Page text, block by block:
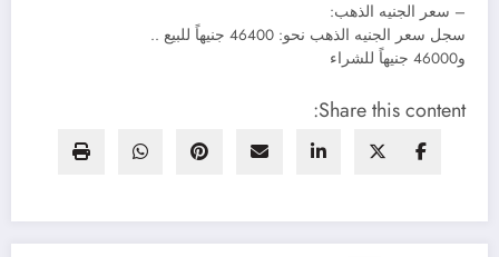
– سعر الجنيه الذهب:
سجل سعر الجنيه الذهب نحو: 46400 جنيهاً للبيع ..
و46000 جنيهاً للشراء
Share this content: